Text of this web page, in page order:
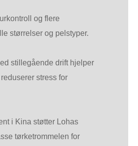
Javanese
فارسی
नेपाली
og flere
størrelser og pelstyper.
stillegående drift hjelper
stress for
i Kina støtter Lohas
tørketrommelen for